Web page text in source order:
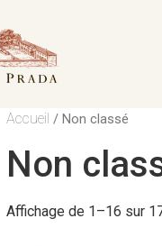
Accueil / Non classé
Non
Affichage de 1–16 sur